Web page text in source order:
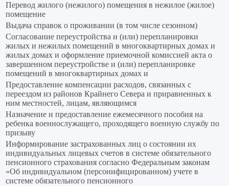
Перевод жилого (нежилого) помещения в нежилое (жилое)
помещение
Выдача справок о проживании (в том числе сезонном)
Согласование переустройства и (или) перепланировки
жилых и нежилых помещений в многоквартирных домах и
жилых домах и оформление приемочной комиссией акта о
завершенном переустройстве и (или) перепланировке
помещений в многоквартирных домах и
Предоставление компенсации расходов, связанных с
переездом из районов Крайнего Севера и приравненных к
ним местностей, лицам, являющимся
Назначение и предоставление ежемесячного пособия на
ребенка военнослужащего, проходящего военную службу по
призыву
Информирование застрахованных лиц о состоянии их
индивидуальных лицевых счетов в системе обязательного
пенсионного страхования согласно Федеральным законам
«Об индивидуальном (персонифицированном) учете в
системе обязательного пенсионного